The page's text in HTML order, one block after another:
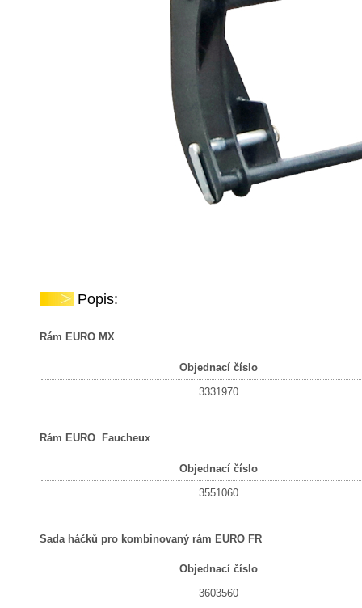
Popis:
Rám EURO MX
Objednací číslo
3331970
Rám EURO Faucheux
Objednací číslo
3551060
Sada háčků pro kombinovaný rám EURO FR
Objednací číslo
3603560